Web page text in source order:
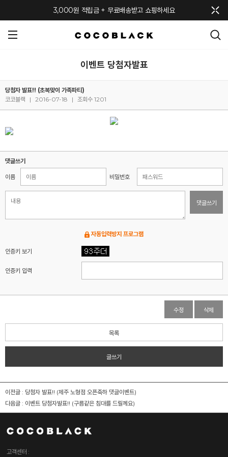
3,000원 적립금 + 무료배송받고 쇼핑하세요
이벤트 당첨자발표
당첨자 발표!! (초복맞이 가족파티)
코코블랙
| 2016-07-18 | 조회수 1201
댓글쓰기
이름 비밀번호
댓글쓰기
자동입력방지 프로그램
인증키 보기
인증키 입력
수정 삭제
목록
글쓰기
이전글 : 당첨자 발표!! (제주 노형점 오픈축하 댓글이벤트)
다음글 : 이벤트 당첨자발표!! (구름같은 침대를 드릴께요)
고객센터 :